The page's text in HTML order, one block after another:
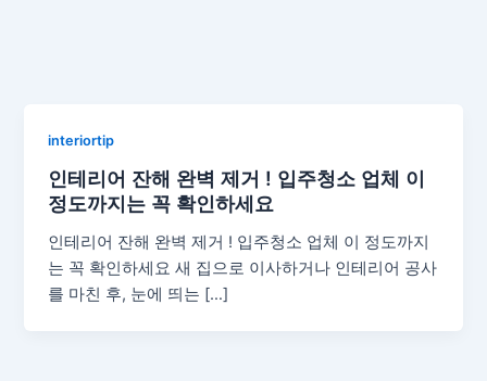
interiortip
인테리어 잔해 완벽 제거 ! 입주청소 업체 이
정도까지는 꼭 확인하세요
인테리어 잔해 완벽 제거 ! 입주청소 업체 이 정도까지
는 꼭 확인하세요 새 집으로 이사하거나 인테리어 공사
를 마친 후, 눈에 띄는 […]